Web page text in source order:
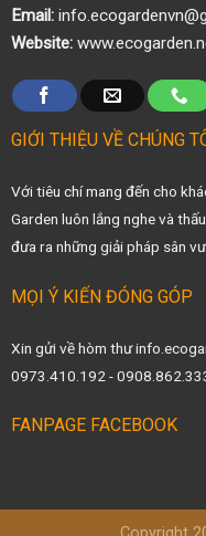
Email:
Website:
GIỚI THIỆU VỀ CHÚNG
Với tiêu chí mang đến cho
Garden luôn lắng nghe và
đưa ra những giải pháp sân
MỌI Ý KIẾN ĐÓNG GÓP
Xin gửi về hòm thư
0973.410.192 -
FANPAGE FACEBOOK